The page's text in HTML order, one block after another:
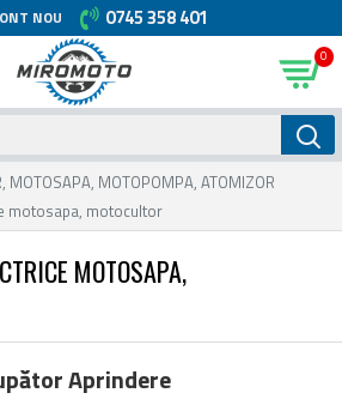
NOU 0745 358 401
0
MOTOSAPA, MOTOPOMPA, ATOMIZOR
motosapa, motocultor
MOTOSAPA,
Aprindere